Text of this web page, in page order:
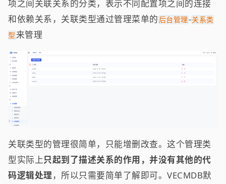
项之间关联关系的分类，表示不同配置项之间的连接
和依赖关系，关联类型通过管理菜单的 后台管理-关系类
型来管理
关联类型的管理很简单，只能增删改查。这个管理类
型实际上只起到了描述关系的作用，并没有其他的代
码逻辑处理，所以只需要简单了解即可。VECMDB默